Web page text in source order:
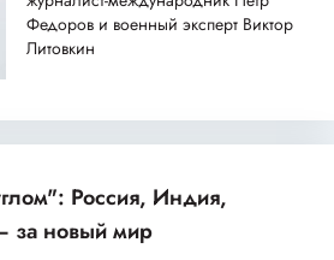
Федоров и военный эксперт Виктор
Литовкин
Россия, Индия,
за новый мир